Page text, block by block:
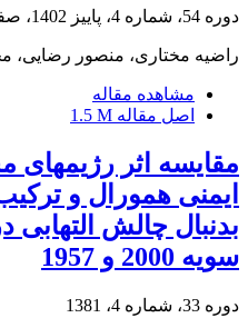
دوره 54، شماره 4، پاییز 1402، صفحه
راضیه مختاری، منصور رضایی،
مشاهده مقاله
اصل مقاله 1.5 M
مقایسه اثر رژیمهای
ایمنی همورال و
بدنبال چالش
سویه 2000 و 1957
دوره 33، شماره 4، 1381